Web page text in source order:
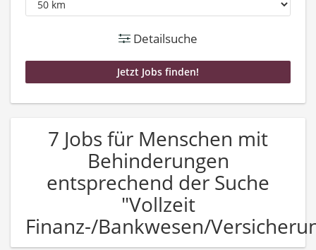
Detailsuche
7 Jobs für Menschen mit
Behinderungen
entsprechend der Suche
"Vollzeit
Finanz-/Bankwesen/